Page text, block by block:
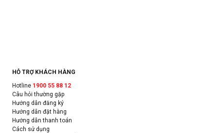
HỖ TRỢ KHÁCH HÀNG
Hotline 1900 55 88 12
Câu hỏi thường gặp
Hướng dẫn đăng ký
Hướng dẫn đặt hàng
Hướng dẫn thanh toán
Cách sử dụng